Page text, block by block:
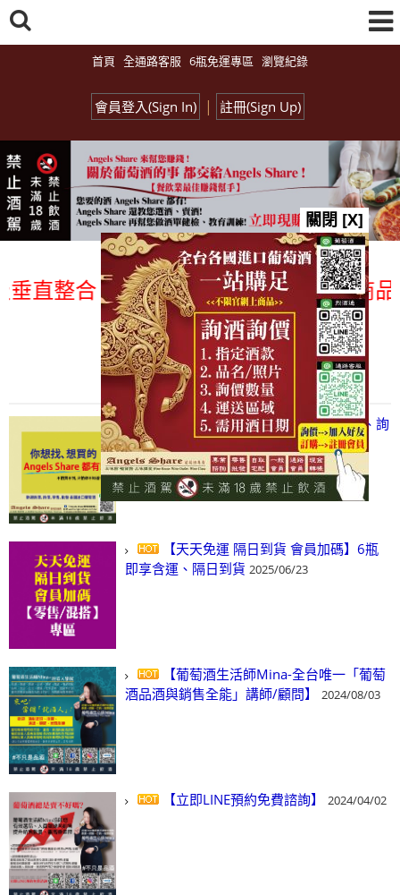
首頁 全通路客服 6瓶免運專區 瀏覽紀錄
會員登入(Sign In) | 註冊(Sign Up)
整合、一次購足」各國進口酒類商品 專
總覽-促銷&活動
all events
【凡酒問Angels Share】線上選酒、詢
(尋)酒、詢價、零售、批發，看這裡!
2024/03/01
【天天免運 隔日到貨 會員加碼】6瓶
即享含運、隔日到貨 2025/06/23
【葡萄酒生活師Mina-全台唯一「葡萄
酒品酒與銷售全能」講師/顧問】
2024/08/03
【立即LINE預約免費諮詢】 2024/04/02
關閉 [X]